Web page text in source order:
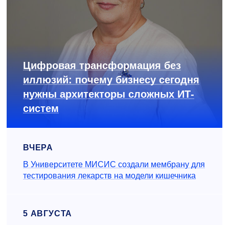
Цифровая трансформация без
иллюзий: почему бизнесу сегодня
нужны архитекторы сложных ИТ-
систем
ВЧЕРА
В Университете МИСИС создали мембрану для
тестирования лекарств на модели кишечника
5 АВГУСТА